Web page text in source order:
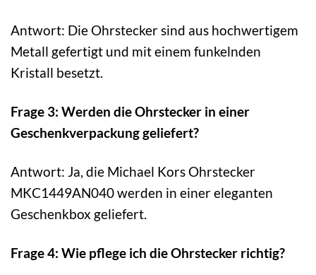
Antwort: Die Ohrstecker sind aus hochwertigem
Metall gefertigt und mit einem funkelnden
Kristall besetzt.
Frage 3: Werden die Ohrstecker in einer
Geschenkverpackung geliefert?
Antwort: Ja, die Michael Kors Ohrstecker
MKC1449AN040 werden in einer eleganten
Geschenkbox geliefert.
Frage 4: Wie pflege ich die Ohrstecker richtig?